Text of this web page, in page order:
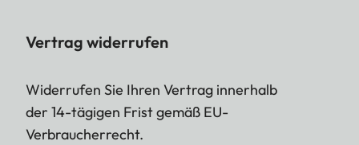
Vertrag widerrufen
Widerrufen Sie Ihren Vertrag innerhalb
der 14-tägigen Frist gemäß EU-
Verbraucherrecht.